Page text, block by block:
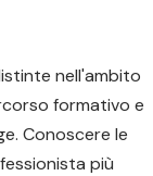
nell'ambito
formativo e
Conoscere le
più